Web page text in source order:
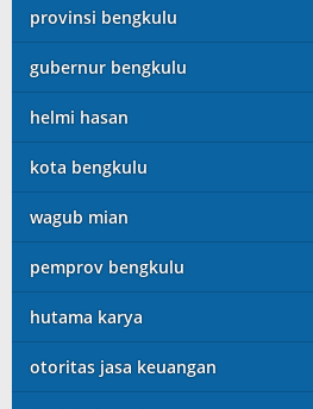
provinsi bengkulu
gubernur bengkulu
helmi hasan
kota bengkulu
wagub mian
pemprov bengkulu
hutama karya
otoritas jasa keuangan